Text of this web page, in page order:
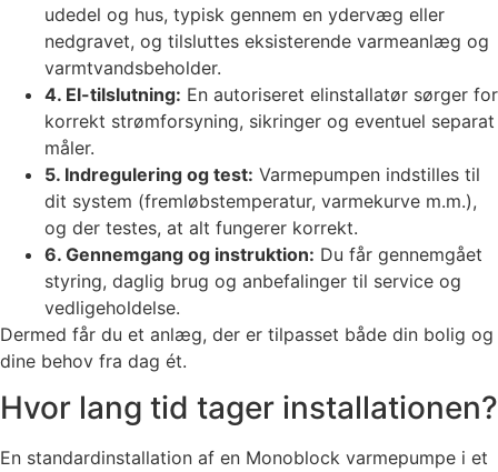
udedel og hus, typisk gennem en ydervæg eller
nedgravet, og tilsluttes eksisterende varmeanlæg og
varmtvandsbeholder.
4. El-tilslutning: En autoriseret elinstallatør sørger for
korrekt strømforsyning, sikringer og eventuel separat
måler.
5. Indregulering og test: Varmepumpen indstilles til
dit system (fremløbstemperatur, varmekurve m.m.),
og der testes, at alt fungerer korrekt.
6. Gennemgang og instruktion: Du får gennemgået
styring, daglig brug og anbefalinger til service og
vedligeholdelse.
Dermed får du et anlæg, der er tilpasset både din bolig og
dine behov fra dag ét.
Hvor lang tid tager installationen?
En standardinstallation af en Monoblock varmepumpe i et